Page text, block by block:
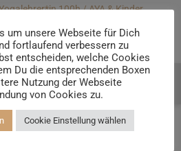
100h / AYA & Kinder
& Faszientrainer*in
&
| 70h
um unsere Webseite für Dich
fortlaufend verbessern zu
entscheiden, welche Cookies
Du die entsprechenden Boxen
Nutzung der Webseite
von Cookies zu.
Cookie Einstellung wählen
Beratung buchen